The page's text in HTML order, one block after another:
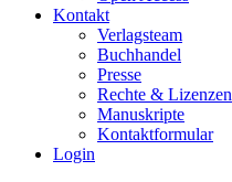
Kontakt
Verlagsteam
Buchhandel
Presse
Rechte & Lizenzen
Manuskripte
Kontaktformular
Login